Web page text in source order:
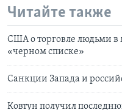
Читайте также
США о торговле людьми в
«черном списке»
Санкции Запада и
Ковтун получил